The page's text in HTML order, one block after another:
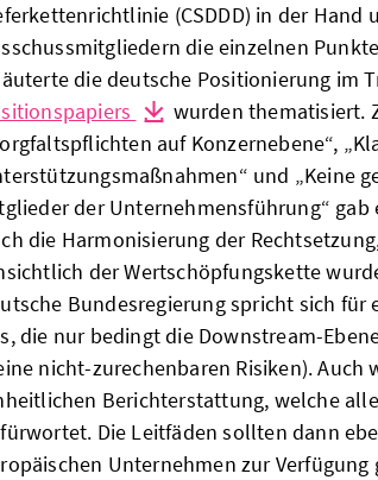
(CSDDD) in der Hand
die einzelnen
die deutsche Positionierung im
wurden thematisiert.
auf Konzernebene“,
und „Keine
der Unternehmensführung“ gab
die Harmonisierung der
der Wertschöpfungskette
Bundesregierung spricht sich für
die nur bedingt die Downstream-
nicht-zurechenbaren Risiken). Auch
Berichterstattung, welche
Die Leitfäden sollten dann
Unternehmen zur